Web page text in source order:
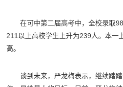
在可中第二届高考中，全校录取
211以上高校学生上升为239人。本一
高。
谈到未来，严龙梅表示，继续踏